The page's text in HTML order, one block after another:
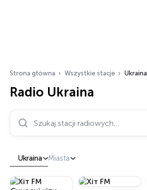
Strona główna Wszystkie stacje Ukraina
Radio Ukraina
Szukaj stacji radiowych…
Ukraina Miasta